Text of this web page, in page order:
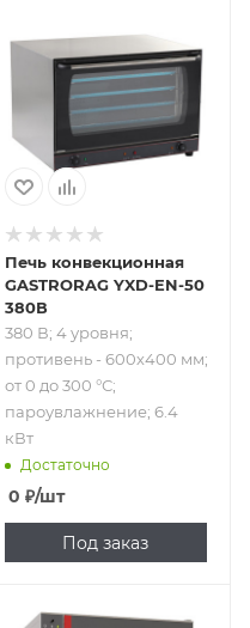
380 В; 4 уровня;
противень -
600х400 мм; от 0
до 300 °С;
пароувлажнение;
6.4 кВт
Печь конвекционная
GASTRORAG YXD-EN-50
380В
380 В; 4 уровня;
противень - 600х400 мм;
от 0 до 300 °С;
пароувлажнение; 6.4
кВт
Достаточно
0 ₽/шт
Под заказ
Подпись к товару